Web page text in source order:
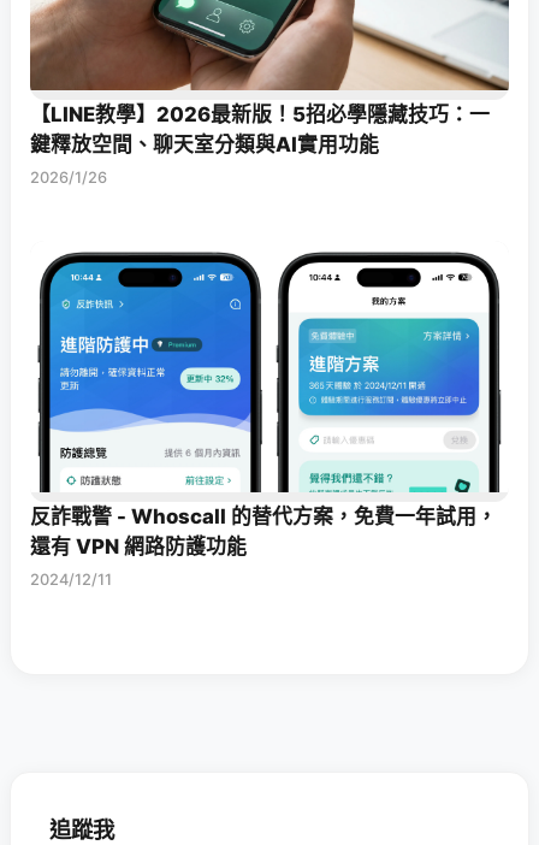
【LINE教學】2026最新版！5招必學隱藏技巧：一
鍵釋放空間、聊天室分類與AI實用功能
2026/1/26
反詐戰警 - Whoscall 的替代方案，免費一年試用，
還有 VPN 網路防護功能
2024/12/11
追蹤我